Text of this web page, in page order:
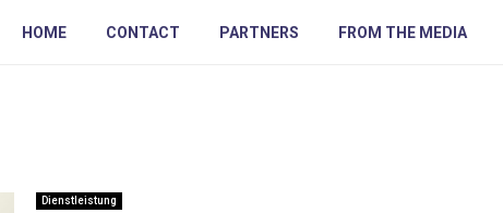
HOME CONTACT PARTNERS FROM THE MEDIA
Dienstleistung